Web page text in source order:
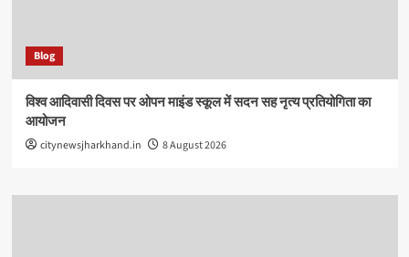
Blog
विश्व आदिवासी दिवस पर ओपन माइंड स्कूल में सदन सह नृत्य प्रतियोगिता का
आयोजन
citynewsjharkhand.in 8 August 2026